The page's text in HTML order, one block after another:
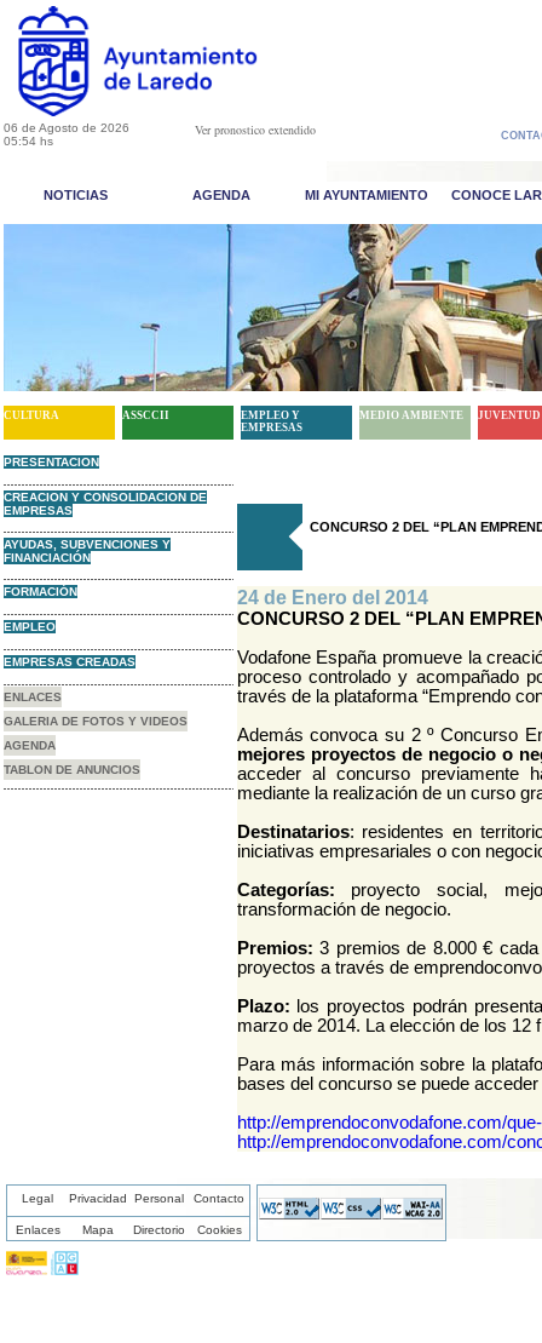
06 de Agosto de 2026
05:54 hs
Ver pronostico extendido
NOTICIAS AGENDA MI AYUNTAMIENTO CONOCE
CULTURA ASSCCII
EMPLEO Y
EMPRESAS
MEDIO AMBIENTE JUVENTUD
PRESENTACION
CREACION Y CONSOLIDACION DE
EMPRESAS
AYUDAS, SUBVENCIONES Y
FINANCIACIÓN
FORMACIÓN
EMPLEO
EMPRESAS CREADAS
ENLACES
GALERIA DE FOTOS Y VIDEOS
AGENDA
TABLON DE ANUNCIOS
CONCURSO 2 DEL “PLAN
24 de Enero del 2014
CONCURSO 2 DEL “PLAN
Vodafone España promueve la
proceso controlado y acompañado
través de la plataforma “Emprendo
Además convoca su 2 º Concurso
mejores proyectos de negocio o
acceder al concurso previamente
mediante la realización de un curso
Destinatarios: residentes en
iniciativas empresariales o con
Categorías: proyecto social,
transformación de negocio.
Premios: 3 premios de 8.000 €
proyectos a través de
Plazo: los proyectos podrán
marzo de 2014. La elección de los 12
Para más información sobre la
bases del concurso se puede
http://emprendoconvodafone.com/
http://emprendoconvodafone.com/
Legal Privacidad Personal Contacto
Enlaces Mapa Directorio Cookies